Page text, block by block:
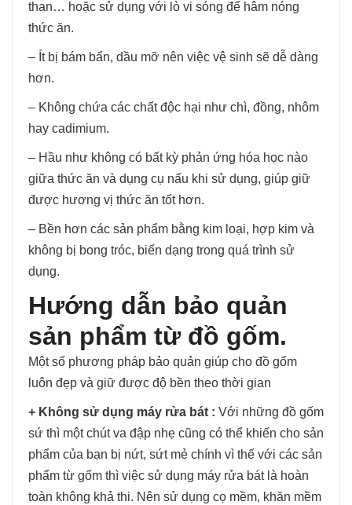
than… hoặc sử dụng với lò vi sóng để hâm nóng
thức ăn.
– Ít bị bám bẩn, dầu mỡ nên việc vệ sinh sẽ dễ dàng
hơn.
– Không chứa các chất độc hại như chì, đồng, nhôm
hay cadimium.
– Hầu như không có bất kỳ phản ứng hóa học nào
giữa thức ăn và dụng cụ nấu khi sử dụng, giúp giữ
được hương vị thức ăn tốt hơn.
– Bền hơn các sản phẩm bằng kim loại, hợp kim và
không bị bong tróc, biến dạng trong quá trình sử
dụng.
Hướng dẫn bảo quản
sản phẩm từ đồ gốm.
Một số phương pháp bảo quản giúp cho đồ gốm
luôn đẹp và giữ được độ bền theo thời gian
+ Không sử dụng máy rửa bát : Với những đồ gốm
sứ thì một chút va đập nhẹ cũng có thể khiến cho sản
phẩm của bạn bị nứt, sứt mẻ chính vì thế với các sản
phẩm từ gốm thì việc sử dụng máy rửa bát là hoàn
toàn không khả thi. Nên sử dụng cọ mềm, khăn mềm